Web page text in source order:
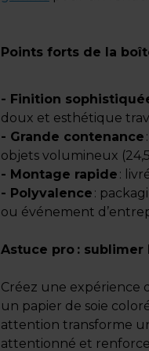
Points forts de la
- Finition
doux et esthétique
- Grande contenance
objets volumineux (24,5
- Montage rapide :
- Polyvalence :
ou événement
Astuce pro : sublimer
Créez une expérience
un papier de soie
attention transforme
attentionné et